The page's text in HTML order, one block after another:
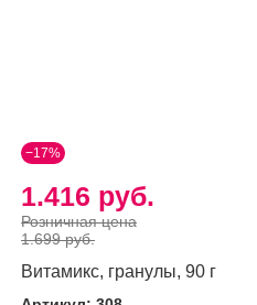
−17%
1.416 руб.
Розничная цена
1.699 руб.
Витамикс, гранулы, 90 г